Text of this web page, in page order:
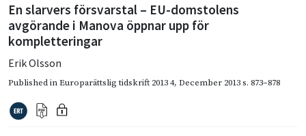
En slarvers försvarstal – EU-domstolens
avgörande i Manova öppnar upp för
kompletteringar
Erik Olsson
Published inEuroparättslig tidskrift 2013 4, December 2013s. 873–878